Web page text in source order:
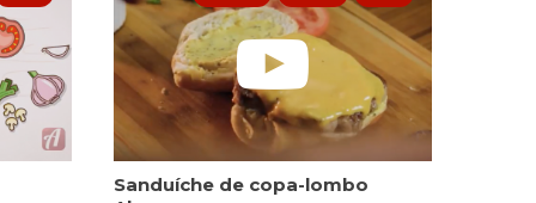
Sanduíche de copa-lombo